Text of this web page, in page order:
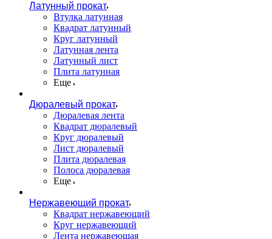
Латунный прокат
Втулка латунная
Квадрат латунный
Круг латунный
Латунная лента
Латунный лист
Плита латунная
Еще
Дюралевый прокат
Дюралевая лента
Квадрат дюралевый
Круг дюралевый
Лист дюралевый
Плита дюралевая
Полоса дюралевая
Еще
Нержавеющий прокат
Квадрат нержавеющий
Круг нержавеющий
Лента нержавеющая